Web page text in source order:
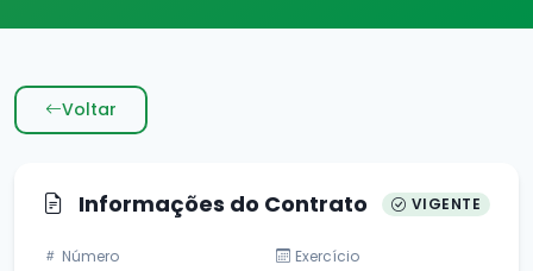
Voltar
Informações do Contrato VIGENTE
Número Exercício